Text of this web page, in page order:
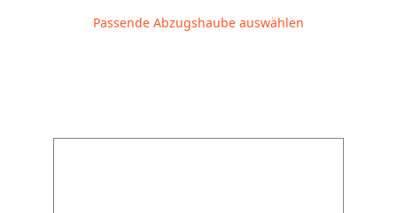
Passende Abzugshaube auswählen